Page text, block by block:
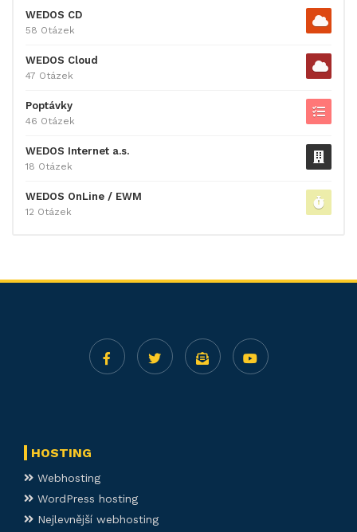
WEDOS CD
58 Otázek
WEDOS Cloud
47 Otázek
Poptávky
46 Otázek
WEDOS Internet a.s.
18 Otázek
WEDOS OnLine / EWM
12 Otázek
HOSTING
Webhosting
WordPress hosting
Nejlevnější webhosting